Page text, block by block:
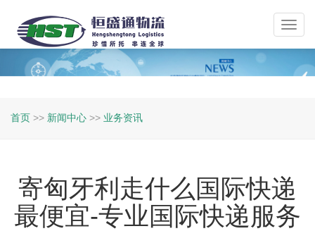
首页 >> 新闻中心 >> 业务资讯
寄匈牙利走什么国际快递
最便宜-专业国际快递服务